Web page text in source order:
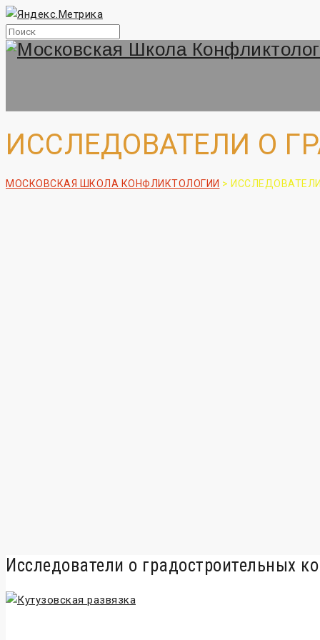
ИССЛЕДОВАТЕЛИ О
МОСКОВСКАЯ ШКОЛА КОНФЛИКТОЛОГИИ >
Исследователи о градостроительных